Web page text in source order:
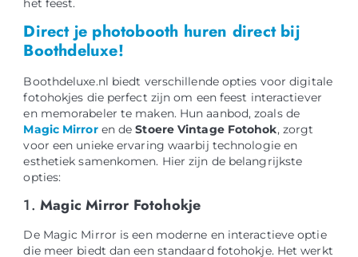
het feest.
Direct je photobooth huren direct bij
Boothdeluxe!
Boothdeluxe.nl biedt verschillende opties voor digitale
fotohokjes die perfect zijn om een feest interactiever
en memorabeler te maken. Hun aanbod, zoals de
Magic Mirroren deStoere Vintage Fotohok, zorgt
voor een unieke ervaring waarbij technologie en
esthetiek samenkomen. Hier zijn de belangrijkste
opties:
1.Magic Mirror Fotohokje
De Magic Mirror is een moderne en interactieve optie
die meer biedt dan een standaard fotohokje. Het werkt